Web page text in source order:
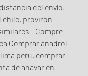
del envío.
chile, proviron
- Compre
Comprar anadrol
peru, comprar
de anavar en